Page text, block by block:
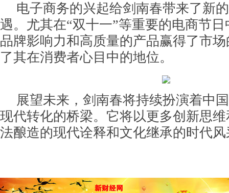
电子商务的兴起给剑南春带来了新
遇。尤其在“双十一”等重要的电商节
品牌影响力和高质量的产品赢得了市
了其在消费者心目中的地位。
展望未来，剑南春将持续扮演着中
现代转化的桥梁。它将以更多创新思
法酿造的现代诠释和文化继承的时代